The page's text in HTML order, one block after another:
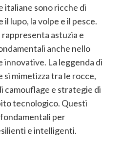
italiane sono ricche di
il lupo, la volpe e il pesce.
rappresenta astuzia e
anche nello
innovative. La leggenda di
si mimetizza tra le rocce,
camouflage e strategie di
tecnologico. Questi
per
e intelligenti.